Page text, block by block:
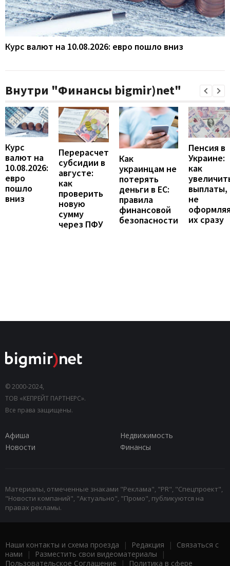
Курс валют на 10.08.2026: евро пошло вниз
Внутри "Финансы bigmir)net"
Курс
валют на
10.08.2026:
евро
пошло
вниз
Перерасчет
субсидии в
августе:
как
проверить
новую
сумму
через ПФУ
Как
украинцам не
потерять
деньги в ЕС:
правила
финансовой
безопасности
Пенсия в
Украине:
как
выплаты,
не
их сразу
© 2000-2024,
ТОВ «КЕПРЕЙТ ПАРТНЕРС».
Все права защищены.
Афиша
Недвижимость
Новости
Финансы
Материалы, отмеченные знаками "Реклама", "PR", "Спецпроект",
"Новости компаний", "Актуально", "Промо", публикуются на
правах рекламы.
Наши контакты и схема проезда | Редакция | Связаться с
нами | Разместить свои видеоматериалы |
Пользовательское Соглашение | Политика в сфере